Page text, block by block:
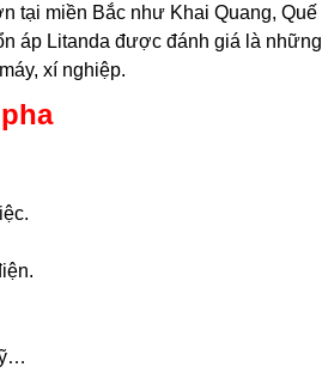
tại miền Bắc như Khai Quang, Quế
áp Litanda được đánh giá là những
xí nghiệp.